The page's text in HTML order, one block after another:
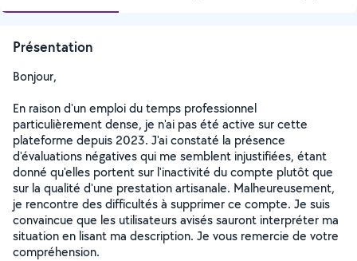
Présentation
Bonjour,
En raison d'un emploi du temps professionnel
particulièrement dense, je n'ai pas été active sur cette
plateforme depuis 2023. J'ai constaté la présence
d'évaluations négatives qui me semblent injustifiées, étant
donné qu'elles portent sur l'inactivité du compte plutôt que
sur la qualité d'une prestation artisanale. Malheureusement,
je rencontre des difficultés à supprimer ce compte. Je suis
convaincue que les utilisateurs avisés sauront interpréter ma
situation en lisant ma description. Je vous remercie de votre
compréhension.